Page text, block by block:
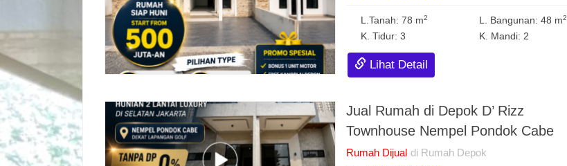
L.Tanah: 78 m2 L. Bangunan: 48 m2
K. Tidur: 3 K. Mandi: 2
Lihat Detail
Jual Rumah di Depok D’ Rizz
Townhouse Nempel Pondok Cabe
Rumah Dijual di Rumah Depok